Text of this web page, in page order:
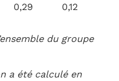
0,29 0,12
du groupe
a été calculé en